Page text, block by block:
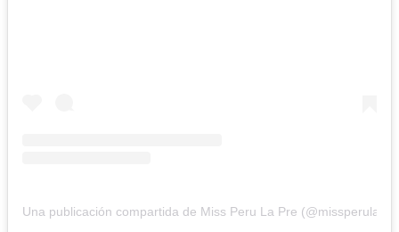
Una publicación compartida de Miss Peru La Pre